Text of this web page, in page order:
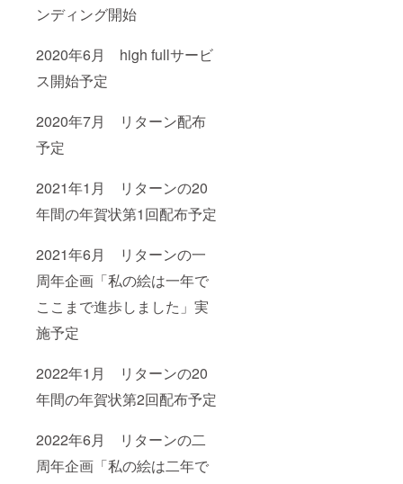
ンディング開始
2020年6月 high fullサービ
ス開始予定
2020年7月 リターン配布
予定
2021年1月 リターンの20
年間の年賀状第1回配布予定
2021年6月 リターンの一
周年企画「私の絵は一年で
ここまで進歩しました」実
施予定
2022年1月 リターンの20
年間の年賀状第2回配布予定
2022年6月 リターンの二
周年企画「私の絵は二年で